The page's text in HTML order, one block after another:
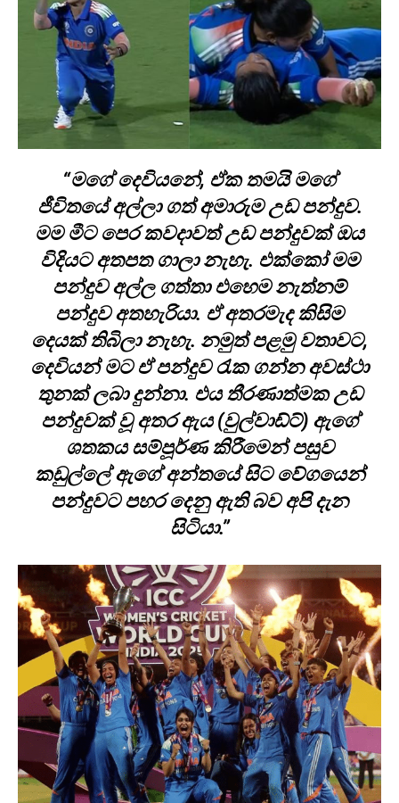
“මගේ දෙවියනේ, ඒක තමයි මගේ
ජීවිතයේ අල්ලා ගත් අමාරුම උඩ පන්දුව.
මම මීට පෙර කවදාවත් උඩ පන්දුවක් ඔය
විදියට අතපත ගාලා නැහැ. එක්කෝ මම
පන්දුව අල්ල ගත්තා එහෙම නැත්නම්
පන්දුව අතහැරියා. ඒ අතරමැද කිසිම
දෙයක් තිබිලා නැහැ. නමුත් පළමු වතාවට,
දෙවියන් මට ඒ පන්දුව රැක ගන්න අවස්ථා
තුනක් ලබා දුන්නා. එය තීරණාත්මක උඩ
පන්දුවක් වූ අතර ඇය (වුල්වාඩ්ට්) ඇගේ
ශතකය සම්පූර්ණ කිරීමෙන් පසුව
කඩුල්ලේ ඇගේ අන්ත‌යේ සිට වේගයෙන්
පන්දුවට පහර දෙනු ඇති බව අපි දැන
සිටියා.”